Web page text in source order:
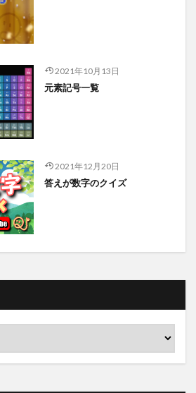
2021年10月13日
元素記号一覧
2021年12月20日
答えが数字のクイズ